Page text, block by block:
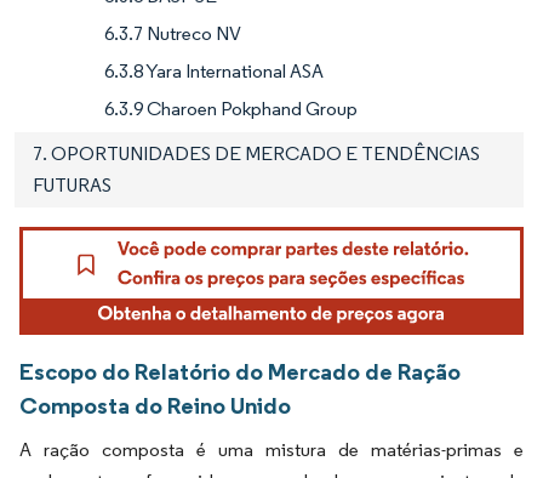
6.3.7 Nutreco NV
6.3.8 Yara International ASA
6.3.9 Charoen Pokphand Group
7. OPORTUNIDADES DE MERCADO E TENDÊNCIAS
FUTURAS
Escopo do Relatório do Mercado de Ração
Composta do Reino Unido
A ração composta é uma mistura de matérias-primas e